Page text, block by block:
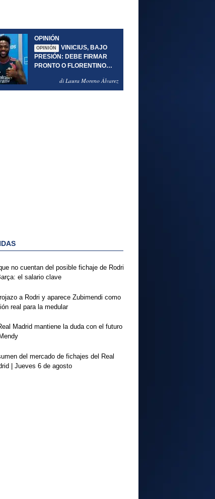
OPINIÓN
OPINIÓN
VINICIUS, BAJO
PRESIÓN: DEBE FIRMAR
PRONTO O FLORENTINO
di Laura Moreno Álvarez
no cuentan del posible fichaje de Rodri
el salario clave
a Rodri y aparece Zubimendi como
real para la medular
Madrid mantiene la duda con el futuro
del mercado de fichajes del Real
| Jueves 6 de agosto